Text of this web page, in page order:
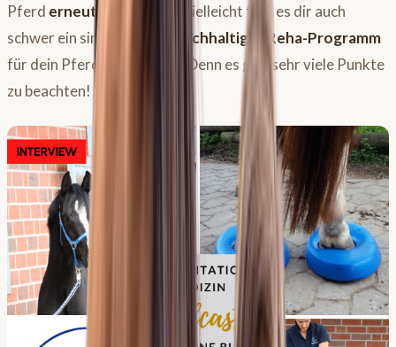
Pferd erneut verletzten
. Vielleicht fällt es dir auch
schwer ein sinnvolles und
nachhaltiges Reha-Programm
für dein Pferd zu erstellen? Denn es gibt sehr viele Punkte
zu beachten!